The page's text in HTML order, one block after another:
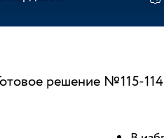
решение №115-